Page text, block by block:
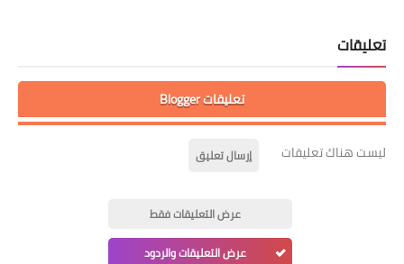
تعليقات
تعليقات Blogger
ليست هناك تعليقات إرسال تعليق
عرض التعليقات فقط
عرض التعليقات والردود